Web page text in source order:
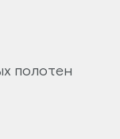
полотен